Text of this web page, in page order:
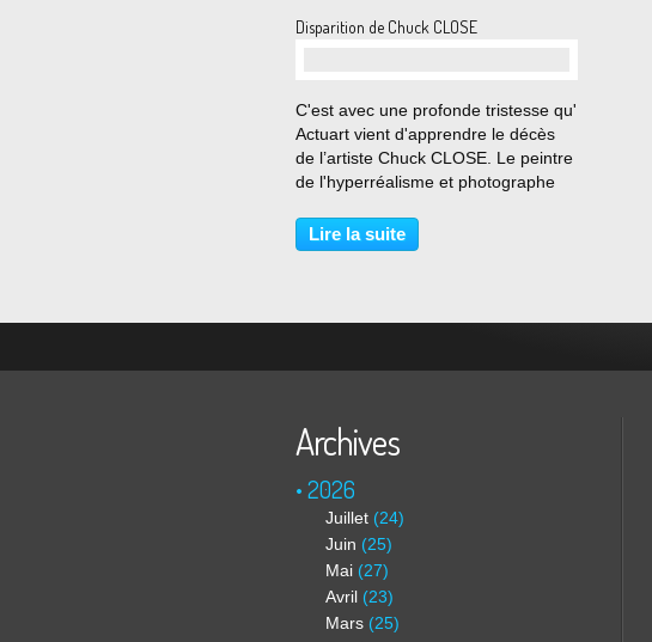
Disparition de Chuck CLOSE
C'est avec une profonde tristesse qu'
Actuart vient d'apprendre le décès
de l’artiste Chuck CLOSE. Le peintre
de l'hyperréalisme et photographe
août à l'âge de 81 ans. Son thème
de prédilection est le portrait, qu'il
Lire la suite
Archives
2026
Juillet (24)
Juin (25)
Mai (27)
Avril (23)
Mars (25)